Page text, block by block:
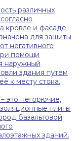
различных
кровле и фасаде
для защиты
негативного
помощи
наружный
здания путем
к месту стока.
это негорючие,
плиты
базальтовой
зданий.